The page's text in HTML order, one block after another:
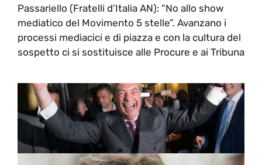
Passariello (Fratelli d’Italia AN): “No allo show
mediatico del Movimento 5 stelle”. Avanzano i
processi mediacici e di piazza e con la cultura del
sospetto ci si sostituisce alle Procure e ai Tribuna